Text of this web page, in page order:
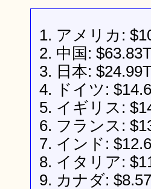
1. アメリカ:
2. 中国:
3. 日本:
4. ドイツ:
5. イギリス:
6. フランス:
7. インド:
8. イタリア:
9. カナダ: